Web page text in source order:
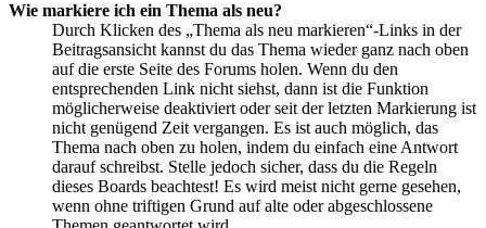
Wie markiere ich ein Thema als neu?
Durch Klicken des „Thema als neu markieren“-Links in der
Beitragsansicht kannst du das Thema wieder ganz nach oben
auf die erste Seite des Forums holen. Wenn du den
entsprechenden Link nicht siehst, dann ist die Funktion
möglicherweise deaktiviert oder seit der letzten Markierung ist
nicht genügend Zeit vergangen. Es ist auch möglich, das
Thema nach oben zu holen, indem du einfach eine Antwort
darauf schreibst. Stelle jedoch sicher, dass du die Regeln
dieses Boards beachtest! Es wird meist nicht gerne gesehen,
wenn ohne triftigen Grund auf alte oder abgeschlossene